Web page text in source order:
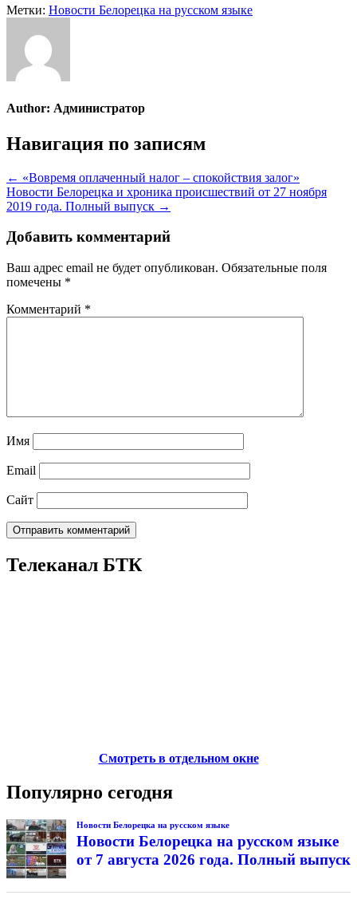
Метки: Новости Белорецка на русском языке
Author: Администратор
Навигация по записям
← «Вовремя оплаченный налог – спокойствия залог»
Новости Белорецка и хроника происшествий от 27 ноября
2019 года. Полный выпуск →
Добавить комментарий
Ваш адрес email не будет опубликован. Обязательные поля
помечены *
Комментарий *
Имя
Email
Сайт
Телеканал БТК
Смотреть в отдельном окне
Популярно сегодня
Новости Белорецка на русском языке
Новости Белорецка на русском языке
от 7 августа 2026 года. Полный выпуск